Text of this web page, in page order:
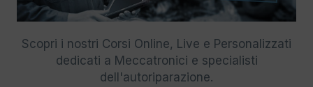
Scopri i nostri Corsi Online, Live e Personalizzati
dedicati a Meccatronici e specialisti
dell'autoriparazione.